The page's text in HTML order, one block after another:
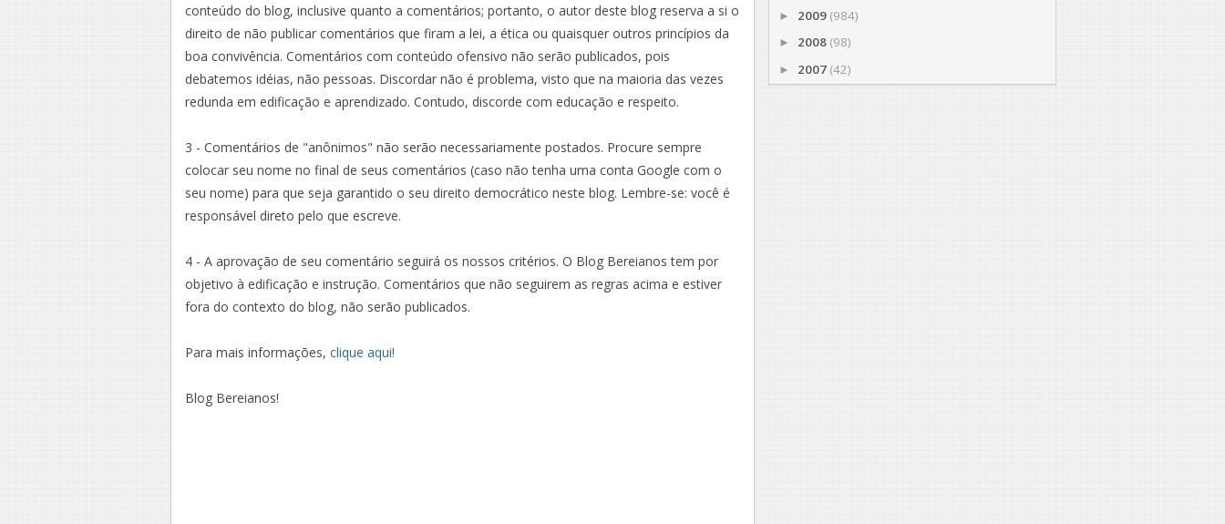
conteúdo do blog, inclusive quanto a comentários; portanto, o autor deste blog reserva a si o
direito de não publicar comentários que firam a lei, a ética ou quaisquer outros princípios da
boa convivência. Comentários com conteúdo ofensivo não serão publicados, pois
debatemos idéias, não pessoas. Discordar não é problema, visto que na maioria das vezes
redunda em edificação e aprendizado. Contudo, discorde com educação e respeito.
3 - Comentários de "anônimos" não serão necessariamente postados. Procure sempre
colocar seu nome no final de seus comentários (caso não tenha uma conta Google com o
seu nome) para que seja garantido o seu direito democrático neste blog. Lembre-se: você é
responsável direto pelo que escreve.
4 - A aprovação de seu comentário seguirá os nossos critérios. O Blog Bereianos tem por
objetivo à edificação e instrução. Comentários que não seguirem as regras acima e estiver
fora do contexto do blog, não serão publicados.
Para mais informações, clique aqui!
Blog Bereianos!
► 2009 (984)
► 2008 (98)
► 2007 (42)